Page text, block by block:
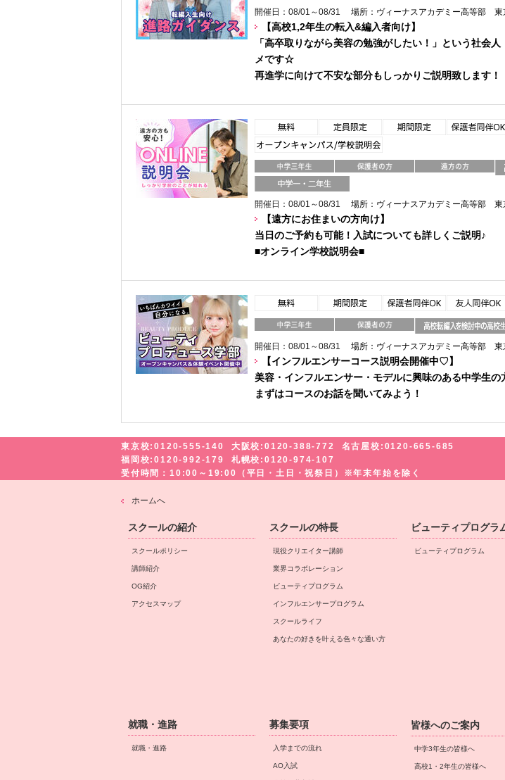
開催日：08/01～08/31 場所：ヴィーナスアカデミー高等部 東
【高校1,2年生の転入&編入者向け】
「高卒取りながら美容の勉強がしたい！」という社会
メです☆
再進学に向けて不安な部分もしっかりご説明致します！
開催日：08/01～08/31 場所：ヴィーナスアカデミー高等部 東
【遠方にお住まいの方向け】
当日のご予約も可能！入試についても詳しくご説明♪
■オンライン学校説明会■
開催日：08/01～08/31 場所：ヴィーナスアカデミー高等部 東
【インフルエンサーコース説明会開催中♡】
美容・インフルエンサー・モデルに興味のある中学生の
まずはコースのお話を聞いてみよう！
東京校:0120-555-140 大阪校:0120-388-772
名古屋校:0120-665-685
福岡校:0120-992-179
札幌校:0120-974-107
受付時間：10:00～19:00（平日・土日・祝祭日）※年末年始を除く
ホームへ
スクールの紹介
スクールポリシー
講師紹介
OG紹介
アクセスマップ
スクールの特長
現役クリエイター講師
業界コラボレーション
ビューティプログラム
インフルエンサープログラム
スクールライフ
あなたの好きを叶える⾊々な通い⽅
ビューティプログラ
ビューティプログラム
就職・進路
就職・進路
募集要項
入学までの流れ
AO入試
皆様へのご案内
中学3年生の皆様へ
高校1・2年生の皆様へ